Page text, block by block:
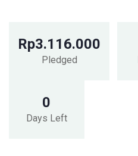
Rp3.116.000
Pledged
0
Days Left